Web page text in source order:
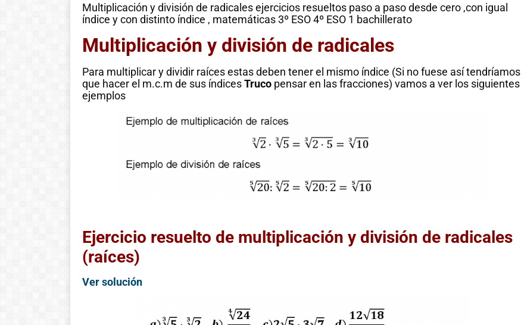
Multiplicación y división de radicales ejercicios resueltos paso a paso desde cero ,con igual
índice y con distinto índice , matemáticas 3º ESO 4º ESO 1 bachillerato
Multiplicación y división de radicales
Para multiplicar y dividir raíces estas deben tener el mismo índice (Si no fuese así tendríamos
que hacer el m.c.m de sus índicesTruco pensar en las fracciones) vamos a ver los siguientes
ejemplos
Ejercicio resuelto de multiplicación y división de radicales
(raíces)
Ver solución